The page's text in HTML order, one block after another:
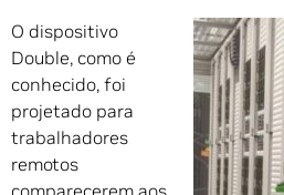
O dispositivo
Double, como é
conhecido, foi
projetado para
trabalhadores
remotos